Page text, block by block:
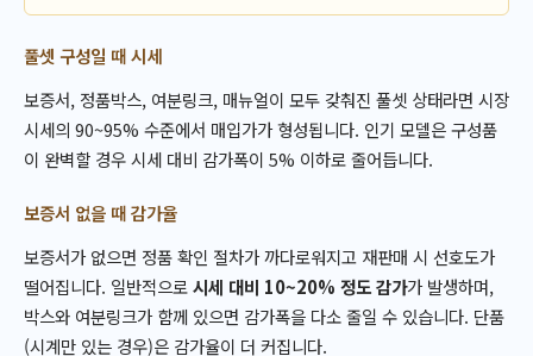
풀셋 구성일 때 시세
보증서, 정품박스, 여분링크, 매뉴얼이 모두 갖춰진 풀셋 상태라면 시장
시세의 90~95% 수준에서 매입가가 형성됩니다. 인기 모델은 구성품
이 완벽할 경우 시세 대비 감가폭이 5% 이하로 줄어듭니다.
보증서 없을 때 감가율
보증서가 없으면 정품 확인 절차가 까다로워지고 재판매 시 선호도가
떨어집니다. 일반적으로시세 대비 10~20% 정도 감가가 발생하며,
박스와 여분링크가 함께 있으면 감가폭을 다소 줄일 수 있습니다. 단품
(시계만 있는 경우)은 감가율이 더 커집니다.